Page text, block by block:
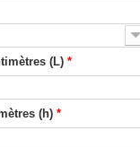
(L) *
(h) *